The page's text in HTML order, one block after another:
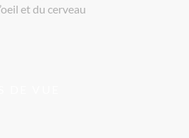
et du cerveau